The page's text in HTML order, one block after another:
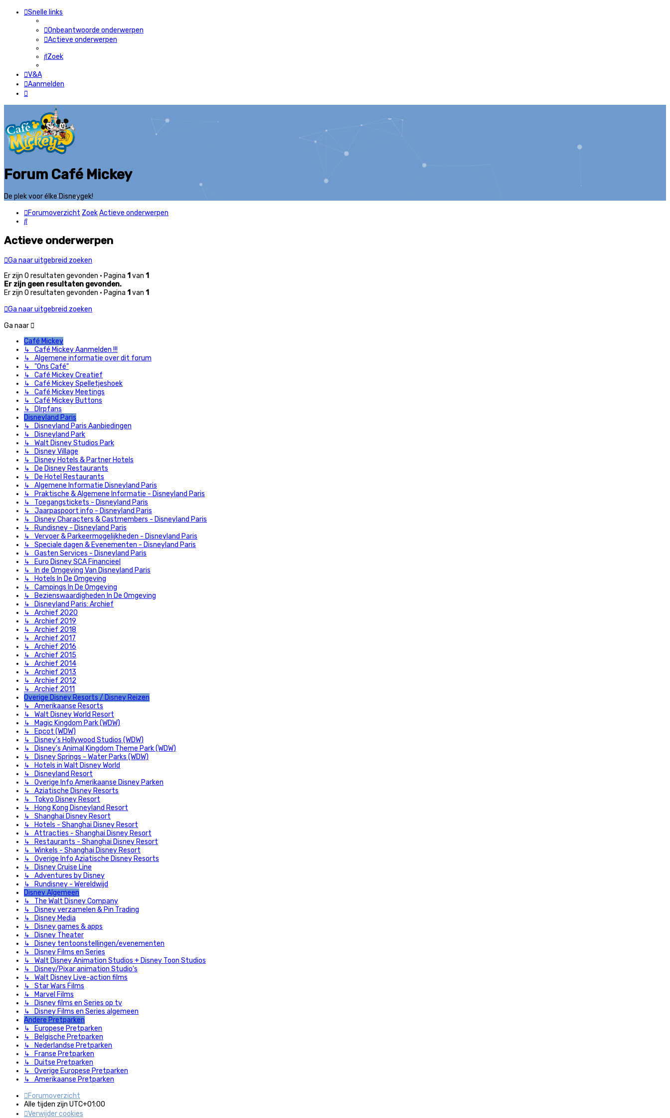
Snelle links
Onbeantwoorde onderwerpen
Actieve onderwerpen
Zoek
V&A
Aanmelden
Forum Café Mickey
De plek voor élke Disneygek!
Forumoverzicht ZoekActieve onderwerpen
Zoek
Actieve onderwerpen
Ga naar uitgebreid zoeken
Er zijn 0 resultaten gevonden • Pagina 1van 1
Er zijn geen resultaten gevonden.
Er zijn 0 resultaten gevonden • Pagina 1van 1
Ga naar uitgebreid zoeken
Ga naar
Café Mickey
↳ Café Mickey Aanmelden !!!
↳ Algemene informatie over dit forum
↳ "Ons Café"
↳ Café Mickey Creatief
↳ Café Mickey Spelletjeshoek
↳ Café Mickey Meetings
↳ Café Mickey Buttons
↳ Dlrpfans
Disneyland Paris
↳ Disneyland Paris Aanbiedingen
↳ Disneyland Park
↳ Walt Disney Studios Park
↳ Disney Village
↳ Disney Hotels & Partner Hotels
↳ De Disney Restaurants
↳ De Hotel Restaurants
↳ Algemene Informatie Disneyland Paris
↳ Praktische & Algemene Informatie - Disneyland Paris
↳ Toegangstickets - Disneyland Paris
↳ Jaarpaspoort info - Disneyland Paris
↳ Disney Characters & Castmembers - Disneyland Paris
↳ Rundisney - Disneyland Paris
↳ Vervoer & Parkeermogelijkheden - Disneyland Paris
↳ Speciale dagen & Evenementen - Disneyland Paris
↳ Gasten Services - Disneyland Paris
↳ Euro Disney SCA Financieel
↳ In de Omgeving Van Disneyland Paris
↳ Hotels In De Omgeving
↳ Campings In De Omgeving
↳ Bezienswaardigheden In De Omgeving
↳ Disneyland Paris: Archief
↳ Archief 2020
↳ Archief 2019
↳ Archief 2018
↳ Archief 2017
↳ Archief 2016
↳ Archief 2015
↳ Archief 2014
↳ Archief 2013
↳ Archief 2012
↳ Archief 2011
Overige Disney Resorts / Disney Reizen
↳ Amerikaanse Resorts
↳ Walt Disney World Resort
↳ Magic Kingdom Park (WDW)
↳ Epcot (WDW)
↳ Disney's Hollywood Studios (WDW)
↳ Disney's Animal Kingdom Theme Park (WDW)
↳ Disney Springs - Water Parks (WDW)
↳ Hotels in Walt Disney World
↳ Disneyland Resort
↳ Overige Info Amerikaanse Disney Parken
↳ Aziatische Disney Resorts
↳ Tokyo Disney Resort
↳ Hong Kong Disneyland Resort
↳ Shanghai Disney Resort
↳ Hotels - Shanghai Disney Resort
↳ Attracties - Shanghai Disney Resort
↳ Restaurants - Shanghai Disney Resort
↳ Winkels - Shanghai Disney Resort
↳ Overige Info Aziatische Disney Resorts
↳ Disney Cruise Line
↳ Adventures by Disney
↳ Rundisney - Wereldwijd
Disney Algemeen
↳ The Walt Disney Company
↳ Disney verzamelen & Pin Trading
↳ Disney Media
↳ Disney games & apps
↳ Disney Theater
↳ Disney tentoonstellingen/evenementen
↳ Disney Films en Series
↳ Walt Disney Animation Studios + Disney Toon Studios
↳ Disney/Pixar animation Studio's
↳ Walt Disney Live-action films
↳ Star Wars Films
↳ Marvel Films
↳ Disney films en Series op tv
↳ Disney Films en Series algemeen
Andere Pretparken
↳ Europese Pretparken
↳ Belgische Pretparken
↳ Nederlandse Pretparken
↳ Franse Pretparken
↳ Duitse Pretparken
↳ Overige Europese Pretparken
↳ Amerikaanse Pretparken
Forumoverzicht
Alle tijden zijn UTC+01:00
Verwijder cookies